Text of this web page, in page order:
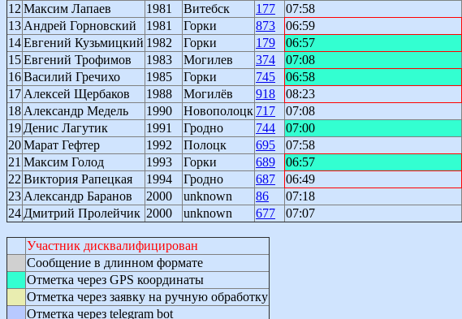
12 Максим Лапаев 1981 Витебск 177 07:58
13 Андрей Горновский 1981 Горки 873 06:59
14Евгений Кузьмицкий 1982 Горки 179 06:57
15Евгений Трофимов 1983 Могилев 374 07:08
16Василий Гречихо 1985 Горки 745 06:58
17 Алексей Щербаков 1988 Могилёв 918 08:23
18 Александр Медель 1990 Новополоцк 717 07:08
19 Денис Лагутик 1991 Гродно 744 07:00
20Марат Гефтер 1992 Полоцк 695 07:58
21 Максим Голод 1993 Горки 689 06:57
22 Виктория Рапецкая 1994 Гродно 687 06:49
23 Александр Баранов 2000 unknown 86 07:18
24 Дмитрий Пролейчик 2000 unknown 677 07:07
Участник дисквалифицирован
Сообщение в длинном формате
Отметка через GPS координаты
Отметка через заявку на ручную обработку
Отметка через telegram bot